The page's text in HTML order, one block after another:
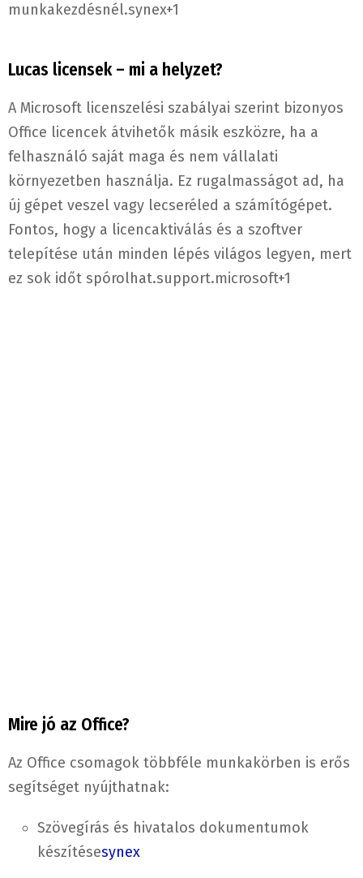
munkakezdésnél.synex+1
Lucas licensek – mi a helyzet?
A Microsoft licenszelési szabályai szerint bizonyos
Office licencek átvihetők másik eszközre, ha a
felhasználó saját maga és nem vállalati
környezetben használja. Ez rugalmasságot ad, ha
új gépet veszel vagy lecseréled a számítógépet.
Fontos, hogy a licencaktiválás és a szoftver
telepítése után minden lépés világos legyen, mert
ez sok időt spórolhat.support.microsoft+1
Mire jó az Office?
Az Office csomagok többféle munkakörben is erős
segítséget nyújthatnak:
Szövegírás és hivatalos dokumentumok
készítésesynex